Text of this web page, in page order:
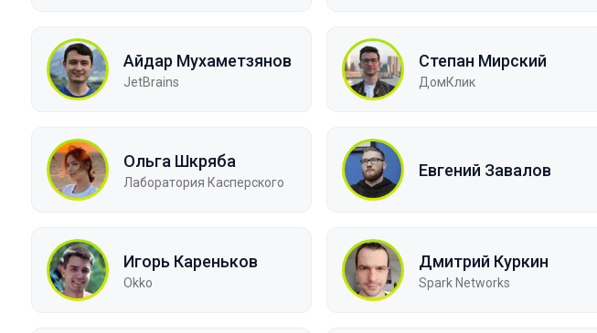
Айдар Мухаметзянов
JetBrains
Степан Мирский
ДомКлик
Ольга Шкряба
Лаборатория Касперского
Евгений Завалов
Игорь Кареньков
Okko
Дмитрий Куркин
Spark Networks